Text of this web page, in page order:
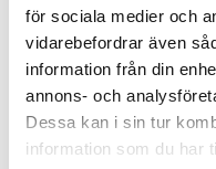
för sociala medier och
vidarebefordrar även
information från din
annons- och
Dessa kan i sin tur
information som du har
Fragtfrit når
Afsendelse
inden kl 10